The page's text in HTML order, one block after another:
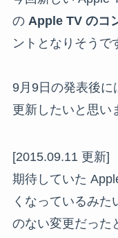
の Apple TV のコ
ントとなりそうで
9月9日の発表後に
更新したいと思い
[2015.09.11 更新]
期待していた
くなっているみ
のない変更だった